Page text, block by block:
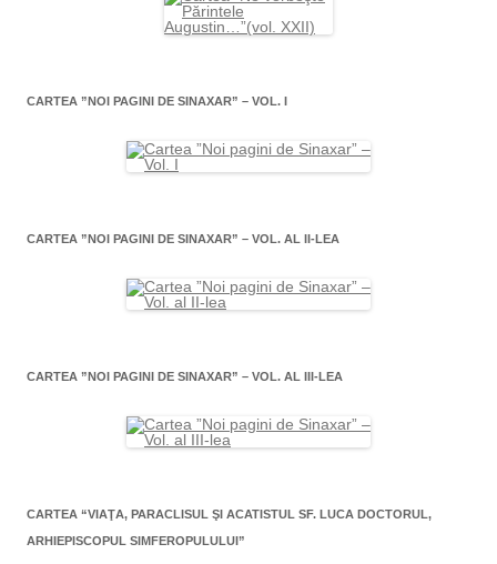
CARTEA ”NOI PAGINI DE SINAXAR” – VOL. I
CARTEA ”NOI PAGINI DE SINAXAR” – VOL. AL II-LEA
CARTEA ”NOI PAGINI DE SINAXAR” – VOL. AL III-LEA
CARTEA “VIAŢA, PARACLISUL ŞI ACATISTUL SF. LUCA DOCTORUL,
ARHIEPISCOPUL SIMFEROPULULUI”